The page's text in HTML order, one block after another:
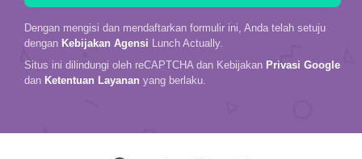
Dengan mengisi dan mendaftarkan formulir ini, Anda telah setuju
dengan Kebijakan Agensi Lunch Actually.
Situs ini dilindungi oleh reCAPTCHA dan Kebijakan Privasi Google
dan Ketentuan Layanan yang berlaku.